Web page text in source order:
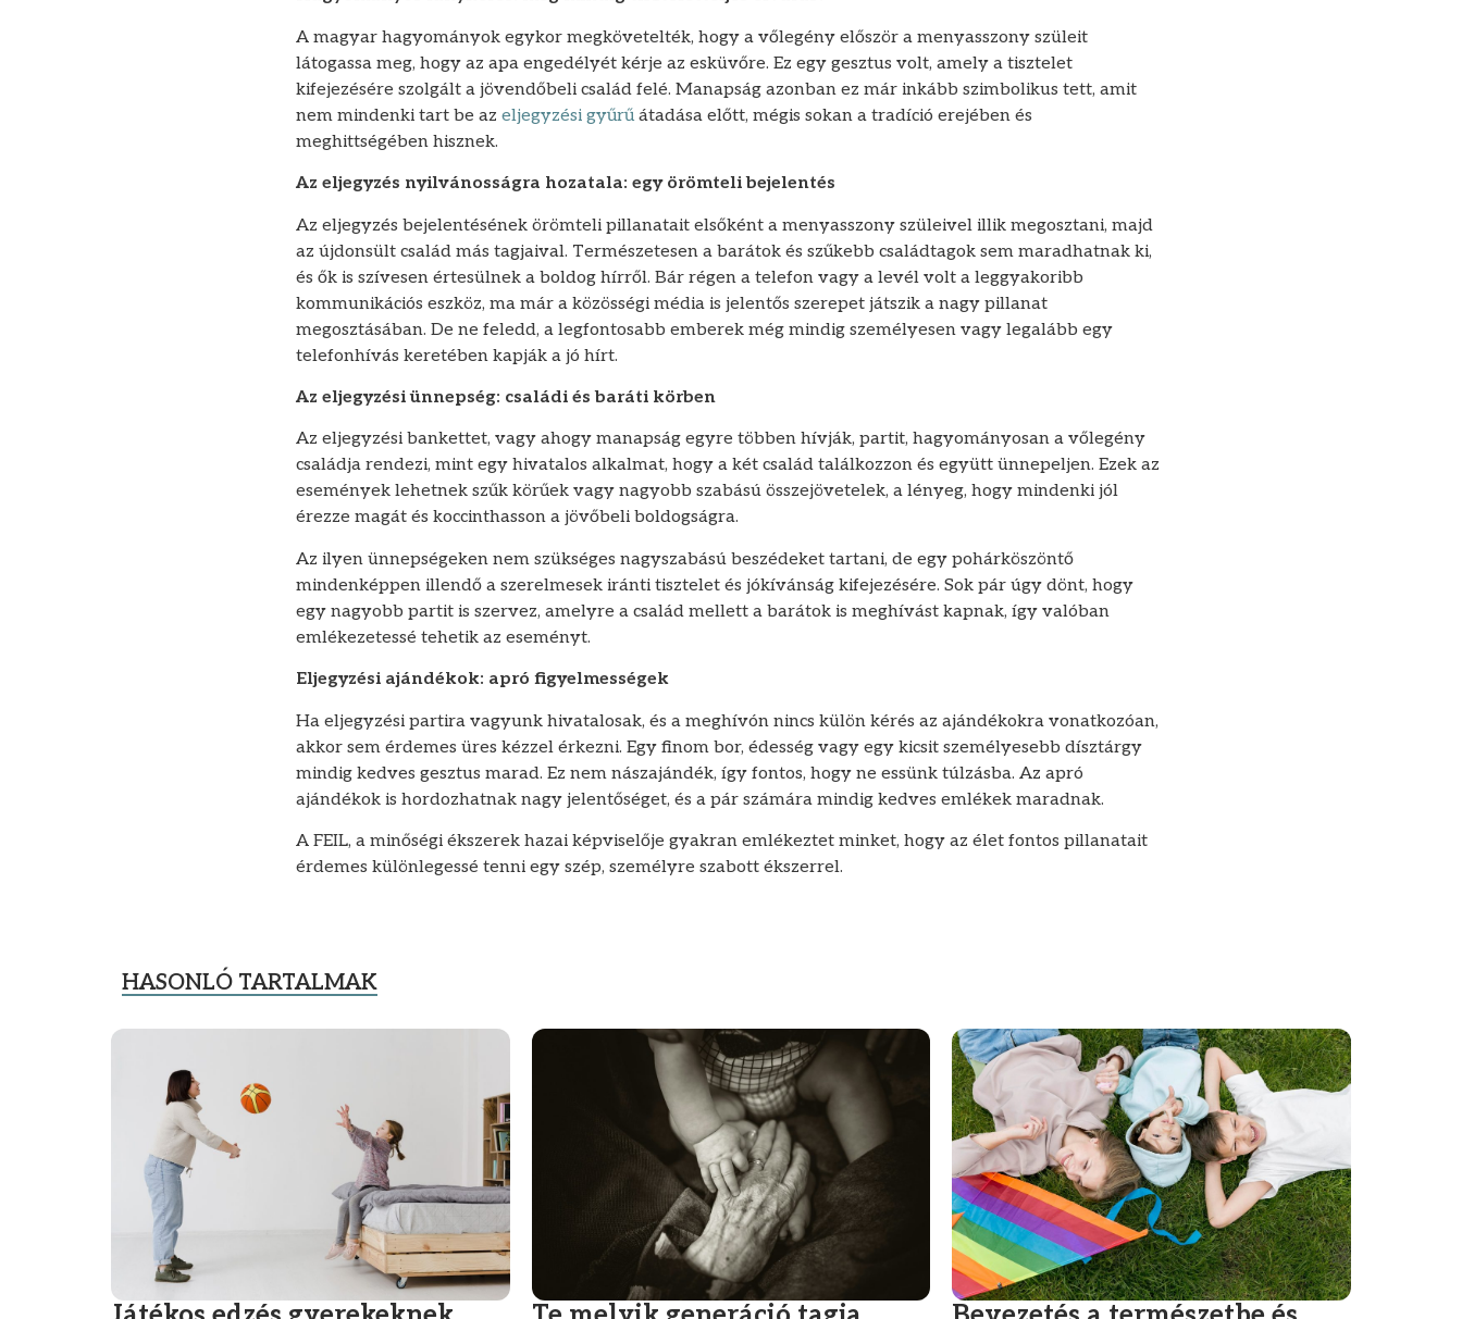
A magyar hagyományok egykor megkövetelték, hogy a vőlegény először a menyasszony szüleit
látogassa meg, hogy az apa engedélyét kérje az esküvőre. Ez egy gesztus volt, amely a tisztelet
kifejezésére szolgált a jövendőbeli család felé. Manapság azonban ez már inkább szimbolikus tett, amit
nem mindenki tart be az eljegyzési gyűrű átadása előtt, mégis sokan a tradíció erejében és
meghittségében hisznek.
Az eljegyzés nyilvánosságra hozatala: egy örömteli bejelentés
Az eljegyzés bejelentésének örömteli pillanatait elsőként a menyasszony szüleivel illik megosztani, majd
az újdonsült család más tagjaival. Természetesen a barátok és szűkebb családtagok sem maradhatnak ki,
és ők is szívesen értesülnek a boldog hírről. Bár régen a telefon vagy a levél volt a leggyakoribb
kommunikációs eszköz, ma már a közösségi média is jelentős szerepet játszik a nagy pillanat
megosztásában. De ne feledd, a legfontosabb emberek még mindig személyesen vagy legalább egy
telefonhívás keretében kapják a jó hírt.
Az eljegyzési ünnepség: családi és baráti körben
Az eljegyzési bankettet, vagy ahogy manapság egyre többen hívják, partit, hagyományosan a vőlegény
családja rendezi, mint egy hivatalos alkalmat, hogy a két család találkozzon és együtt ünnepeljen. Ezek az
események lehetnek szűk körűek vagy nagyobb szabású összejövetelek, a lényeg, hogy mindenki jól
érezze magát és koccinthasson a jövőbeli boldogságra.
Az ilyen ünnepségeken nem szükséges nagyszabású beszédeket tartani, de egy pohárköszöntő
mindenképpen illendő a szerelmesek iránti tisztelet és jókívánság kifejezésére. Sok pár úgy dönt, hogy
egy nagyobb partit is szervez, amelyre a család mellett a barátok is meghívást kapnak, így valóban
emlékezetessé tehetik az eseményt.
Eljegyzési ajándékok: apró figyelmességek
Ha eljegyzési partira vagyunk hivatalosak, és a meghívón nincs külön kérés az ajándékokra vonatkozóan,
akkor sem érdemes üres kézzel érkezni. Egy finom bor, édesség vagy egy kicsit személyesebb dísztárgy
mindig kedves gesztus marad. Ez nem nászajándék, így fontos, hogy ne essünk túlzásba. Az apró
ajándékok is hordozhatnak nagy jelentőséget, és a pár számára mindig kedves emlékek maradnak.
A FEIL, a minőségi ékszerek hazai képviselője gyakran emlékeztet minket, hogy az élet fontos pillanatait
érdemes különlegessé tenni egy szép, személyre szabott ékszerrel.
HASONLÓ TARTALMAK